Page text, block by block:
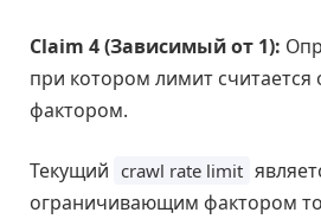
Claim 4 (Зависимый от 1):
при котором лимит
фактором.
Текущий crawl rate limit
ограничивающим фактором